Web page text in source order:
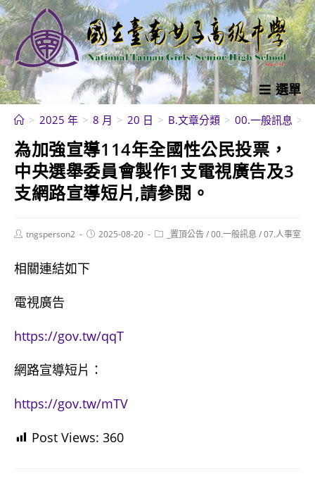
跳
轉
至
主
要
內
選單
> 2025 年 > 8 月 > 20 日 > B.文章分類 > 00.一般訊息 >
為加強宣導114年全國性公民投票，
中央選舉委員會製作1支電視廣告及3
支網路宣導短片,請參閱。
Posttngsperson2
Post2025-08-20
Post _置頂公告/00.一般訊息 /07.人事室
相關連結如下
電視廣告
https://gov.tw/qqT
網路宣導短片：
https://gov.tw/mTV
Post Views: 360